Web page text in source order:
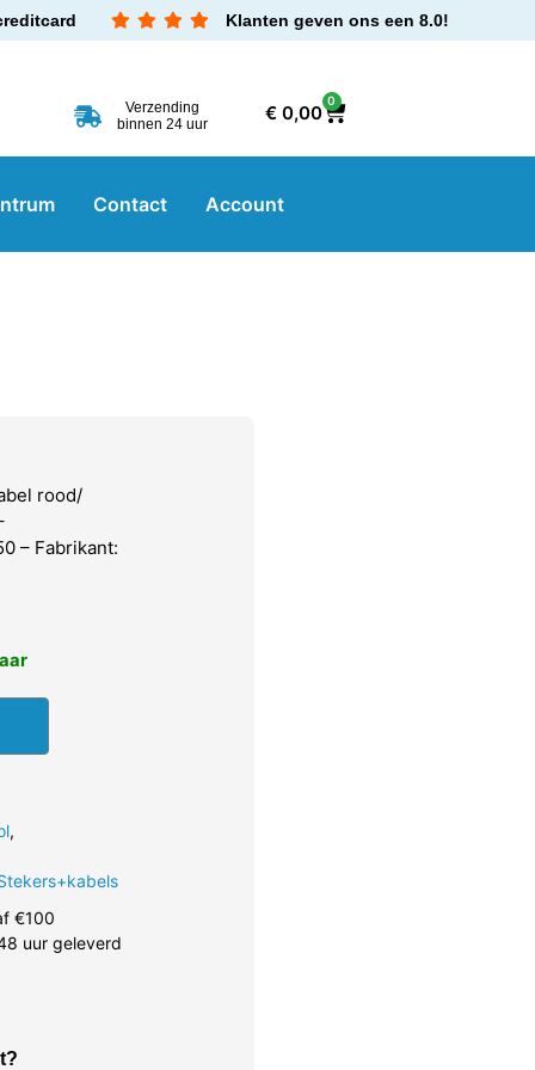
Klanten geven ons een 8.0!
Verzending
binnen 24 uur
€0,00
0
Contact Account
rood/
– Fabrikant:
,
€100
uur geleverd